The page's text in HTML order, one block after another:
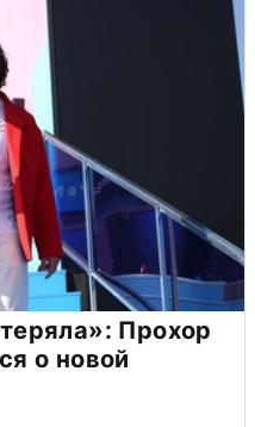
Прохор
о новой